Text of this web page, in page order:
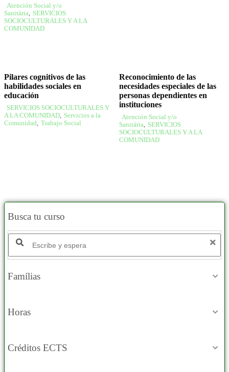
Atención Social y/o
Sanitária
SERVICIOS
SOCIOCULTURALES Y A LA
COMUNIDAD
Pilares cognitivos de las
habilidades sociales en
educación
SERVICIOS SOCIOCULTURALES Y
A LA COMUNIDAD, Servicios a la
Comunidad, Trabajo Social
Reconocimiento de las
necesidades especiales de las
personas dependientes en
instituciones
Atención Social y/o
Sanitária, SERVICIOS
SOCIOCULTURALES Y A LA
COMUNIDAD
Busca tu curso
Famílias
Horas
Créditos ECTS